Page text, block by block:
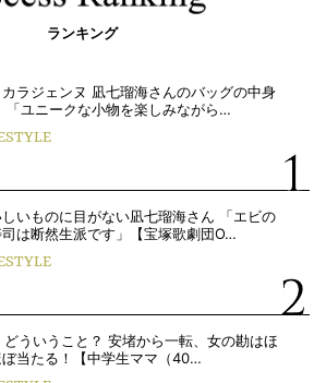
ランキング
カラジェンヌ 凪七瑠海さんのバッグの中身
「ユニークな小物を楽しみながら…
しいものに目がない凪七瑠海さん 「エビの
司は断然生派です」【宝塚歌劇団O…
どういうこと？ 安堵から一転、女の勘はほ
当たる！【中学生ママ（40…